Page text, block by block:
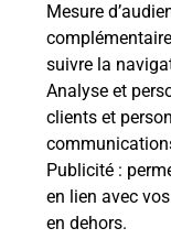
Mesure
suivre la
Analyse et
clients et
Publicité :
en lien avec
en dehors.
Souscrire à
Besoin d’un
et/ou à
les offres
LA BARTHE
En savoir plus